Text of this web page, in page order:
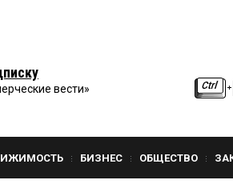
вести»
БИЗНЕС ОБЩЕСТВО